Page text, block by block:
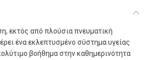
εκτός από πλούσια πνευματική
ένα εκλεπτυσμένο σύστημα υγείας
βοήθημα στην καθημερινότητα